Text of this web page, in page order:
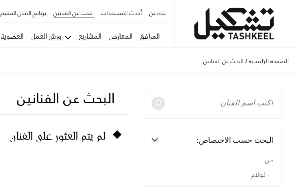
نبذة عن أحدث المستجدات البحث عن الفنانين برنامج الفنان المقيم
المرافق المعارض المشاريع ورش العمل العضوية
الصفحة الرئيسية / البحث عن الفنانين
البحث حسب الاختصاص:
فن
كولاج
البحث عن الفنانين
لم يتم العثور على الفنان